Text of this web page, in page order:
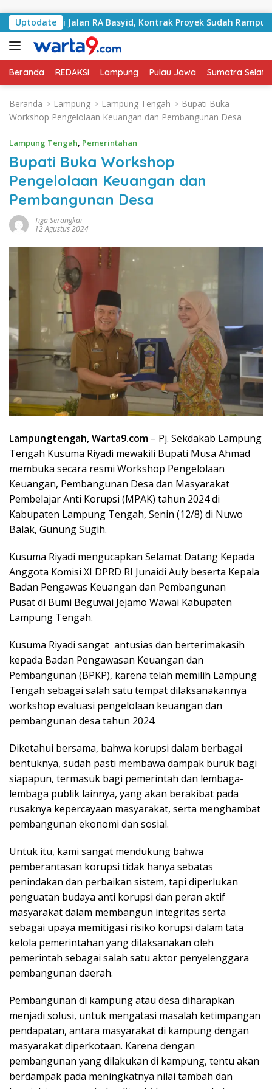
Uptodate
Jalan RA Basyid, Kontrak Proyek Sudah Rampung
Beranda REDAKSI Lampung Pulau Jawa Sumatra
Beranda Lampung Lampung Tengah
Bupati Buka
Workshop Pengelolaan Keuangan dan Pembangunan Desa
Lampung Tengah, Pemerintahan
Bupati Buka Workshop
Pengelolaan Keuangan dan
Pembangunan Desa
Tiga Serangkai
12 Agustus 2024
Lampungtengah, Warta9.com – Pj. Sekdakab Lampung
Tengah Kusuma Riyadi mewakili Bupati Musa Ahmad
membuka secara resmi Workshop Pengelolaan
Keuangan, Pembangunan Desa dan Masyarakat
Pembelajar Anti Korupsi (MPAK) tahun 2024 di
Kabupaten Lampung Tengah, Senin (12/8) di Nuwo
Balak, Gunung Sugih.
Kusuma Riyadi mengucapkan Selamat Datang Kepada
Anggota Komisi XI DPRD RI Junaidi Auly beserta Kepala
Badan Pengawas Keuangan dan Pembangunan
Pusat di Bumi Beguwai Jejamo Wawai Kabupaten
Lampung Tengah.
Kusuma Riyadi sangat antusias dan berterimakasih
kepada Badan Pengawasan Keuangan dan
Pembangunan (BPKP), karena telah memilih Lampung
Tengah sebagai salah satu tempat dilaksanakannya
workshop evaluasi pengelolaan keuangan dan
pembangunan desa tahun 2024.
Diketahui bersama, bahwa korupsi dalam berbagai
bentuknya, sudah pasti membawa dampak buruk bagi
siapapun, termasuk bagi pemerintah dan lembaga-
lembaga publik lainnya, yang akan berakibat pada
rusaknya kepercayaan masyarakat, serta menghambat
pembangunan ekonomi dan sosial.
Untuk itu, kami sangat mendukung bahwa
pemberantasan korupsi tidak hanya sebatas
penindakan dan perbaikan sistem, tapi diperlukan
penguatan budaya anti korupsi dan peran aktif
masyarakat dalam membangun integritas serta
sebagai upaya memitigasi risiko korupsi dalam tata
kelola pemerintahan yang dilaksanakan oleh
pemerintah sebagai salah satu aktor penyelenggara
pembangunan daerah.
Pembangunan di kampung atau desa diharapkan
menjadi solusi, untuk mengatasi masalah ketimpangan
pendapatan, antara masyarakat di kampung dengan
masyarakat diperkotaan. Karena dengan
pembangunan yang dilakukan di kampung, tentu akan
berdampak pada meningkatnya nilai tambah dan